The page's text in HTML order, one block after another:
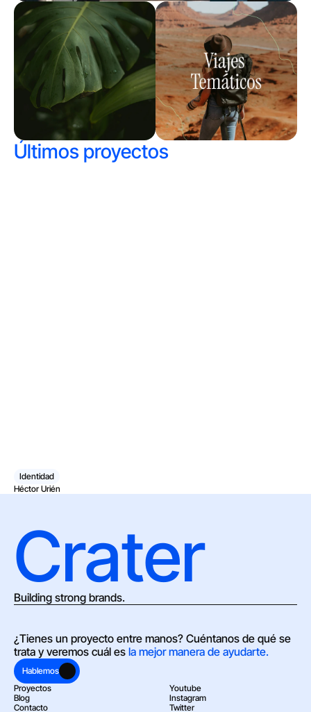
Últimos proyectos
Identidad
Héctor Urién
Crater
Building strong brands.
¿Tienes un proyecto entre manos? Cuéntanos de qué se
trata y veremos cuál es la mejor manera de ayudarte.
Hablemos
Proyectos
Blog
Contacto
Youtube
Instagram
Twitter